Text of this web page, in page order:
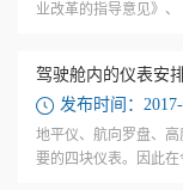
业改革的指导意见》
驾驶舱内的仪表安
发布时间：
地平仪、航向罗盘、
要的四块仪表。因此